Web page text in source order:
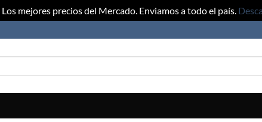
Los mejores precios del Mercado. Enviamos a todo el país.